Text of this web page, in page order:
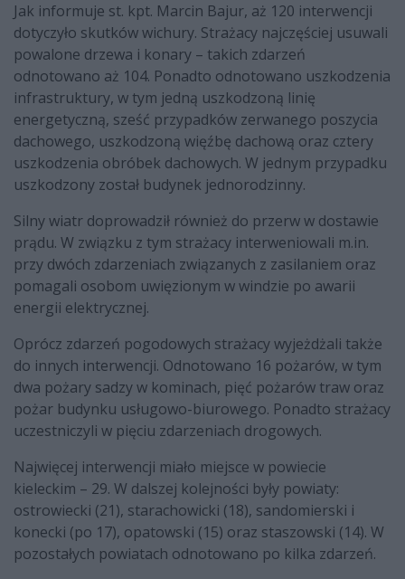
Jak informuje st. kpt. Marcin Bajur, aż 120 interwencji
dotyczyło skutków wichury. Strażacy najczęściej usuwali
powalone drzewa i konary – takich zdarzeń
odnotowano aż 104. Ponadto odnotowano uszkodzenia
infrastruktury, w tym jedną uszkodzoną linię
energetyczną, sześć przypadków zerwanego poszycia
dachowego, uszkodzoną więźbę dachową oraz cztery
uszkodzenia obróbek dachowych. W jednym przypadku
uszkodzony został budynek jednorodzinny.
Silny wiatr doprowadził również do przerw w dostawie
prądu. W związku z tym strażacy interweniowali m.in.
przy dwóch zdarzeniach związanych z zasilaniem oraz
pomagali osobom uwięzionym w windzie po awarii
energii elektrycznej.
Oprócz zdarzeń pogodowych strażacy wyjeżdżali także
do innych interwencji. Odnotowano 16 pożarów, w tym
dwa pożary sadzy w kominach, pięć pożarów traw oraz
pożar budynku usługowo-biurowego. Ponadto strażacy
uczestniczyli w pięciu zdarzeniach drogowych.
Najwięcej interwencji miało miejsce w powiecie
kieleckim – 29. W dalszej kolejności były powiaty:
ostrowiecki (21), starachowicki (18), sandomierski i
konecki (po 17), opatowski (15) oraz staszowski (14). W
pozostałych powiatach odnotowano po kilka zdarzeń.